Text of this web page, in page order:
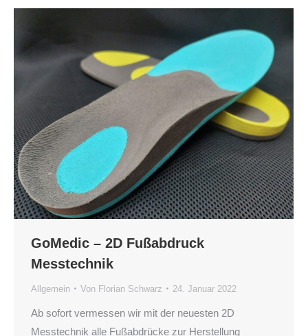
GoMedic – 2D Fußabdruck
Messtechnik
Allgemein Von Florian Schwarz 24. Januar 2022
Ab sofort vermessen wir mit der neuesten 2D
Messtechnik alle Fußabdrücke zur Herstellung